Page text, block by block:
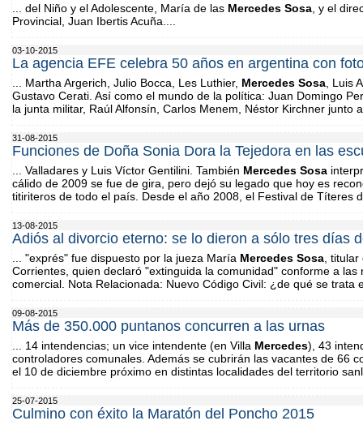
... del Niño y el Adolescente, María de las Mercedes Sosa , y el
Provincial, Juan Ibertis Acuña....
03-10-2015
La agencia EFE celebra 50 años en argentina con
... Martha Argerich, Julio Bocca, Les Luthier, Mercedes Sosa , Luis
Gustavo Cerati. Así como el mundo de la política: Juan Domingo
la junta militar, Raúl Alfonsín, Carlos Menem, Néstor Kirchner junto
31-08-2015
Funciones de Doña Sonia Dora la Tejedora en las
... Valladares y Luis Víctor Gentilini. También Mercedes Sosa
cálido de 2009 se fue de gira, pero dejó su legado que hoy es
titiriteros de todo el país. Desde el año 2008, el Festival de Títeres
13-08-2015
Adiós al divorcio eterno: se lo dieron a sólo tres días
... "exprés" fue dispuesto por la jueza María Mercedes Sosa ,
Corrientes, quien declaró "extinguida la comunidad" conforme a las
comercial. Nota Relacionada: Nuevo Código Civil: ¿de qué se trata
09-08-2015
Más de 350.000 puntanos concurren a las urnas
... 14 intendencias; un vice intendente (en Villa Mercedes), 43
controladores comunales. Además se cubrirán las vacantes de 66
el 10 de diciembre próximo en distintas localidades del territorio
25-07-2015
Culmino con éxito la Maratón del Poncho 2015